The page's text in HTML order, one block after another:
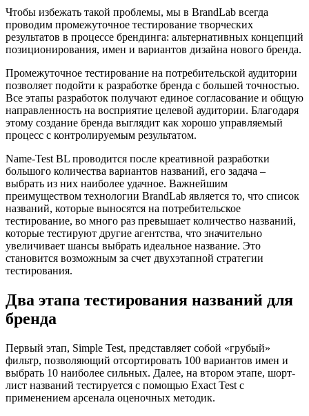
Чтобы избежать такой проблемы, мы в BrandLab всегда
проводим промежуточное тестирование творческих
результатов в процессе брендинга: альтернативных концепций
позиционирования, имен и вариантов дизайна нового бренда.
Промежуточное тестирование на потребительской аудитории
позволяет подойти к разработке бренда с большей точностью.
Все этапы разработок получают единое согласование и общую
направленность на восприятие целевой аудитории. Благодаря
этому создание бренда выглядит как хорошо управляемый
процесс с контролируемым результатом.
Name-Test BL проводится после креативной разработки
большого количества вариантов названий, его задача –
выбрать из них наиболее удачное. Важнейшим
преимуществом технологии BrandLab является то, что список
названий, которые выносятся на потребительское
тестирование, во много раз превышает количество названий,
которые тестируют другие агентства, что значительно
увеличивает шансы выбрать идеальное название. Это
становится возможным за счет двухэтапной стратегии
тестирования.
Два этапа тестирования названий для
бренда
Первый этап, Simple Test, представляет собой «грубый»
фильтр, позволяющий отсортировать 100 вариантов имен и
выбрать 10 наиболее сильных. Далее, на втором этапе, шорт-
лист названий тестируется с помощью Exact Test с
применением арсенала оценочных методик.